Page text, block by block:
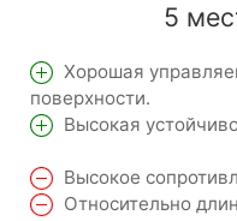
5
Хорошая
поверхности.
Высокая
Высокое
Относительно